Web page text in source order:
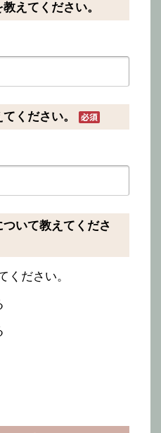
えてください。
ください。
いて教えてくださ
ください。